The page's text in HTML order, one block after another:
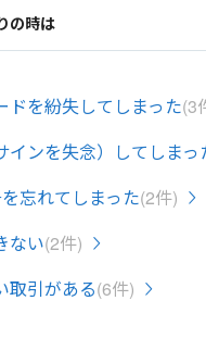
の時は
ドを紛失してしまった(3
インを失念）してしまっ
忘れてしまった(2件)
ない(2件)
取引がある(6件)